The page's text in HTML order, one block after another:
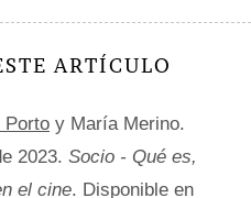
ARTÍCULO
Porto y María Merino.
2023. Socio - Qué es,
el cine. Disponible en